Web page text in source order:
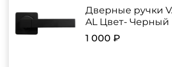
Дверные ручки
AL Цвет- Черный
1 000 ₽